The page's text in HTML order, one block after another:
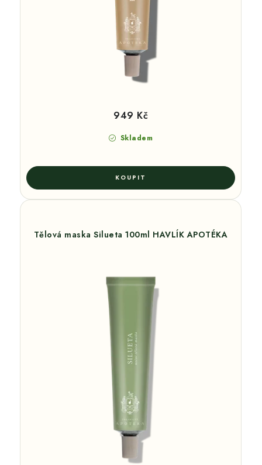
Skladem
949 Kč
Tělová maska Silueta 100ml HAVLÍK APOTÉKA